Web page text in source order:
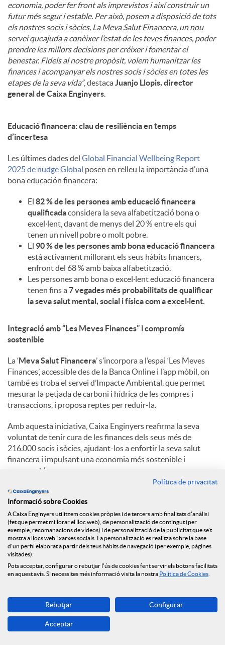
economia, poder fer front als imprevistos i així construir un
futur més segur i estable. Per això, posem a disposició de tots
els nostres socis i sòcies, La Meva Salut Financera, un nou
servei queajuda a conèixer l’estat de les teves finances, poder
prendre les millors decisions per créixer i fomentar el
benestar. Fidels al nostre propòsit, volem humanitzar les
finances i acompanyar els nostres socis i sòcies en totes les
etapes de la seva vida”, destacaJuanjo Llopis, director
general de Caixa Enginyers.
Educació financera: clau de resiliència en temps
d’incertesa
Les últimes dades del Global Financial Wellbeing Report
2025 de nudge Global posen en relleu la importància d’una
bona educación financera:
El 82 % de les persones amb educació financera
qualificadaconsidera la seva alfabetització bona o
excel·lent, davant de menys del 20 % entre els qui
tenen un nivell pobre o molt pobre.
El 90 % de les persones amb bona educació financera
està activament millorant els seus hàbits financers,
enfront del 68 % amb baixa alfabetització.
Les persones amb bona o excel·lent educació financera
tenen fins a7 vegades més probabilitats de qualificar
la seva salut mental, social i física com a excel·lent.
Integració amb “Les Meves Finances” i compromís
sostenible
La ‘Meva Salut Financera’ s’incorpora a l’espai ‘Les Meves
Finances’, accessible des de la Banca Online i l’app mòbil, on
també es troba el servei d’Impacte Ambiental, que permet
mesurar la petjada de carboni i hídrica de les compres i
transaccions, i proposa reptes per reduir-la.
Amb aquesta iniciativa, Caixa Enginyers reafirma la seva
voluntat de tenir cura de les finances dels seus més de
216.000 socis i sòcies, ajudant-los a enfortir la seva salut
financera i impulsant una economia més sostenible i
responsable.
C
o
m
p
Notícies relacionades
Caixa Enginyers segueix obrint oficines i arriba a
Reus
Política de privacitat
Informació sobre Cookies
A Caixa Enginyers utilitzem cookies pròpies i de tercers amb finalitats d'anàlisi
(fet que permet millorar el lloc web), de personalització de contingut (per
exemple, recomanacions de vídeos) i de personalització de la publicitat que se't
mostra a llocs web i xarxes socials. La personalització es realitza sobre la base
d'un perfil elaborat a partir dels teus hàbits de navegació (per exemple, pàgines
visitades).
Pots acceptar, configurar o rebutjar l'ús de cookies fent servir els botons facilitats
en aquest avís. Si necessites més informació visita la nostra Política de Cookies
Rebutjar Configurar
Acceptar